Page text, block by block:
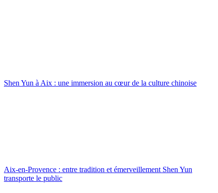
Shen Yun à Aix : une immersion au cœur de la culture chinoise
Aix-en-Provence : entre tradition et émerveillement Shen Yun
transporte le public